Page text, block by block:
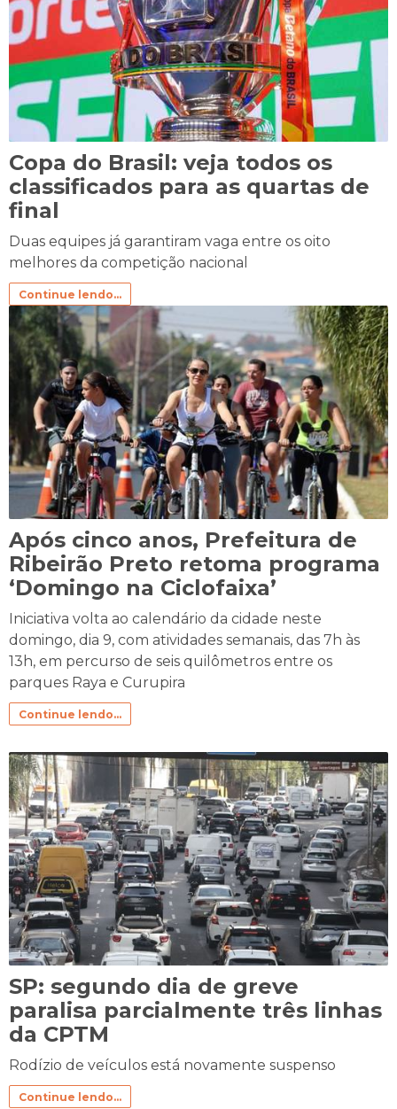
Copa do Brasil: veja todos os
classificados para as quartas de
final
Duas equipes já garantiram vaga entre os oito
melhores da competição nacional
Continue lendo...
Após cinco anos, Prefeitura de
Ribeirão Preto retoma programa
‘Domingo na Ciclofaixa’
Iniciativa volta ao calendário da cidade neste
domingo, dia 9, com atividades semanais, das 7h às
13h, em percurso de seis quilômetros entre os
parques Raya e Curupira
Continue lendo...
SP: segundo dia de greve
paralisa parcialmente três linhas
da CPTM
Rodízio de veículos está novamente suspenso
Continue lendo...